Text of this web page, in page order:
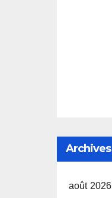
Archives
août 2026